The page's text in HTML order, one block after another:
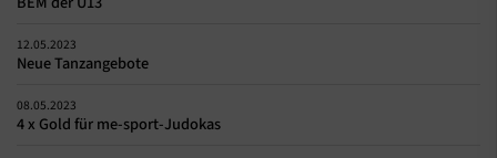
12.05.2023
Neue Tanzangebote
08.05.2023
4 x Gold für me-sport-Judokas